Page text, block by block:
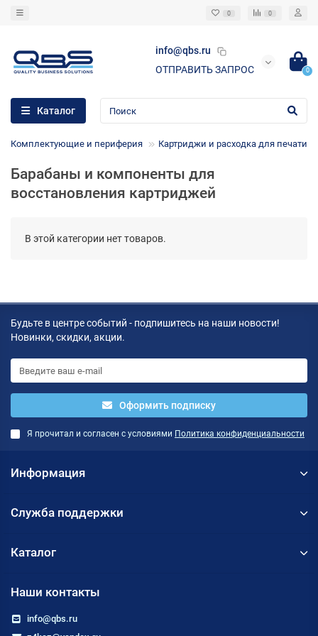
0 0
info@qbs.ru
ОТПРАВИТЬ ЗАПРОС
0
Каталог
Комплектующие и периферия Картриджи и расходка для печати
Барабаны и компоненты для
восстановления картриджей
В этой категории нет товаров.
Будьте в центре событий - подпишитесь на наши новости!
Новинки, скидки, акции.
Оформить подписку
Я прочитал и согласен с условиями Политика конфиденциальности
Информация
Служба поддержки
Каталог
Наши контакты
info@qbs.ru